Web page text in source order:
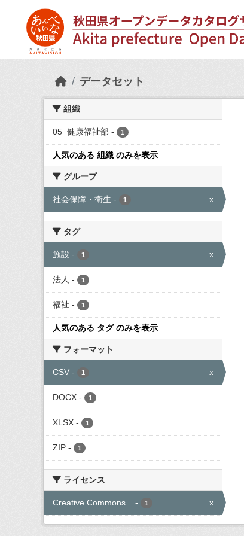
データセット
組織
05_健康福祉部 - 1
人気のある 組織 のみを表示
グループ
社会保障・衛生 - 1 x
タグ
施設 - 1 x
法人 - 1
福祉 - 1
人気のある タグ のみを表示
フォーマット
CSV - 1 x
DOCX - 1
XLSX - 1
ZIP - 1
ライセンス
Creative Commons... - 1 x